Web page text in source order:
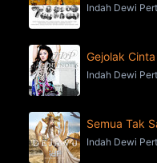
Indah Dewi
Gejolak Cinta
Indah Dewi
Semua Tak
Indah Dewi